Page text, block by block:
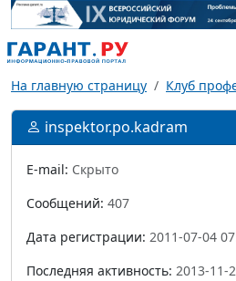
На главную страницу Клуб
inspektor.po.kadram
E-mail: Скрыто
Сообщений: 407
Дата регистрации: 2011-07-04
Последняя активность: 2013-11-